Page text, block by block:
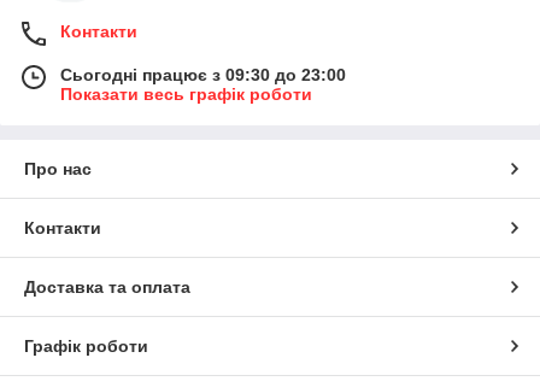
Контакти
Сьогодні працює з 09:30 до 23:00
Показати весь графік роботи
Про нас
Контакти
Доставка та оплата
Графік роботи